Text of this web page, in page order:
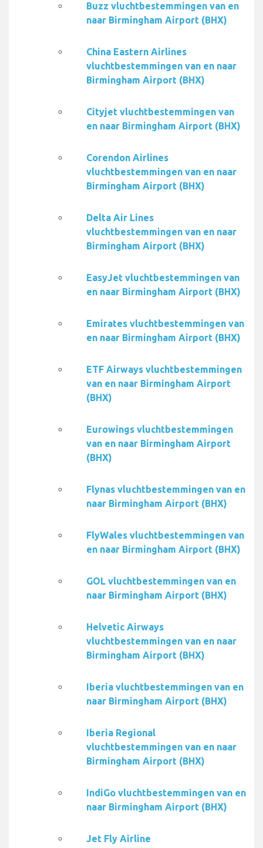
Buzz vluchtbestemmingen van en
naar Birmingham Airport (BHX)
China Eastern Airlines
vluchtbestemmingen van en naar
Birmingham Airport (BHX)
Cityjet vluchtbestemmingen van
en naar Birmingham Airport (BHX)
Corendon Airlines
vluchtbestemmingen van en naar
Birmingham Airport (BHX)
Delta Air Lines
vluchtbestemmingen van en naar
Birmingham Airport (BHX)
EasyJet vluchtbestemmingen van
en naar Birmingham Airport (BHX)
Emirates vluchtbestemmingen van
en naar Birmingham Airport (BHX)
ETF Airways vluchtbestemmingen
van en naar Birmingham Airport
(BHX)
Eurowings vluchtbestemmingen
van en naar Birmingham Airport
(BHX)
Flynas vluchtbestemmingen van en
naar Birmingham Airport (BHX)
FlyWales vluchtbestemmingen van
en naar Birmingham Airport (BHX)
GOL vluchtbestemmingen van en
naar Birmingham Airport (BHX)
Helvetic Airways
vluchtbestemmingen van en naar
Birmingham Airport (BHX)
Iberia vluchtbestemmingen van en
naar Birmingham Airport (BHX)
Iberia Regional
vluchtbestemmingen van en naar
Birmingham Airport (BHX)
IndiGo vluchtbestemmingen van en
naar Birmingham Airport (BHX)
Jet Fly Airline